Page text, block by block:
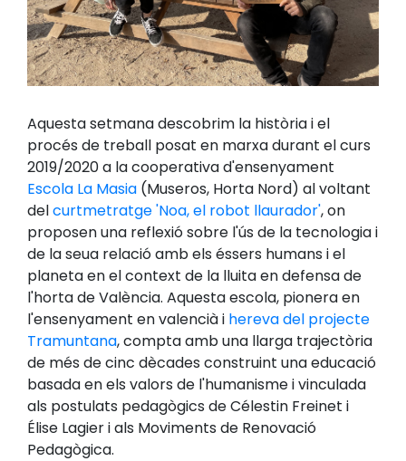
Aquesta setmana descobrim la història i el
procés de treball posat en marxa durant el curs
2019/2020 a la cooperativa d'ensenyament
Escola La Masia (Museros, Horta Nord) al voltant
delcurtmetratge 'Noa, el robot llaurador', on
proposen una reflexió sobre l'ús de la tecnologia i
de la seua relació amb els éssers humans i el
planeta en el context de la lluita en defensa de
l'horta de València. Aquesta escola, pionera en
l'ensenyament en valencià i hereva del projecte
Tramuntana, compta amb una llarga trajectòria
de més de cinc dècades construint una educació
basada en els valors de l'humanisme i vinculada
als postulats pedagògics de Célestin Freinet i
Élise Lagier i als Moviments de Renovació
Pedagògica.